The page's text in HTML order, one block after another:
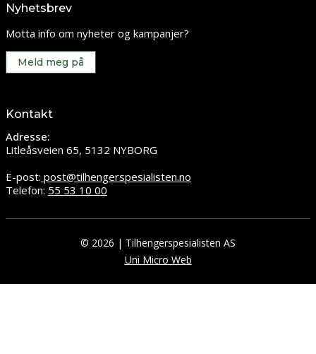
Nyhetsbrev
Motta info om nyheter og kampanjer?
Meld meg på
Kontakt
Adresse:
Litleåsveien 65, 5132 NYBORG
E-post: post@tilhengerspesialisten.no
Telefon: 55 53 10 00
© 2026 | Tilhengerspesialisten AS
Uni Micro Web